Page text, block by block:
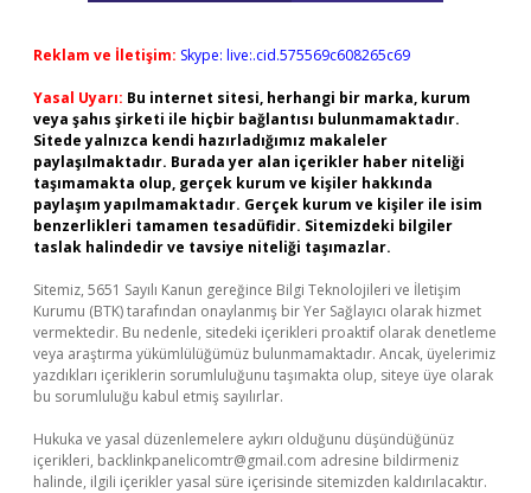
Reklam ve İletişim: Skype: live:.cid.575569c608265c69
Yasal Uyarı: Bu internet sitesi, herhangi bir marka, kurum
veya şahıs şirketi ile hiçbir bağlantısı bulunmamaktadır.
Sitede yalnızca kendi hazırladığımız makaleler
paylaşılmaktadır. Burada yer alan içerikler haber niteliği
taşımamakta olup, gerçek kurum ve kişiler hakkında
paylaşım yapılmamaktadır. Gerçek kurum ve kişiler ile isim
benzerlikleri tamamen tesadüfidir. Sitemizdeki bilgiler
taslak halindedir ve tavsiye niteliği taşımazlar.
Sitemiz, 5651 Sayılı Kanun gereğince Bilgi Teknolojileri ve İletişim
Kurumu (BTK) tarafından onaylanmış bir Yer Sağlayıcı olarak hizmet
vermektedir. Bu nedenle, sitedeki içerikleri proaktif olarak denetleme
veya araştırma yükümlülüğümüz bulunmamaktadır. Ancak, üyelerimiz
yazdıkları içeriklerin sorumluluğunu taşımakta olup, siteye üye olarak
bu sorumluluğu kabul etmiş sayılırlar.
Hukuka ve yasal düzenlemelere aykırı olduğunu düşündüğünüz
içerikleri, backlinkpanelicomtr@gmail.com adresine bildirmeniz
halinde, ilgili içerikler yasal süre içerisinde sitemizden kaldırılacaktır.